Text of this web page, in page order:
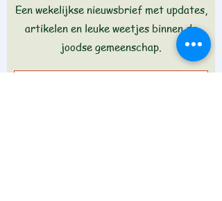
Dwar Tora - Noach
Een wekelijkse nieuwsbrief met updates,
artikelen en leuke weetjes binnen de
joodse gemeenschap.